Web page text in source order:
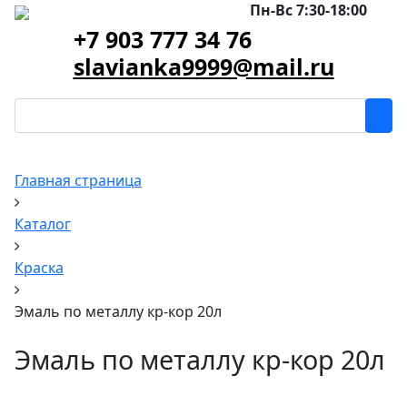
Пн-Вс 7:30-18:00
+7 903 777 34 76
slavianka9999@mail.ru
Главная страница
Каталог
Краска
Эмаль по металлу кр-кор 20л
Эмаль по металлу кр-кор 20л